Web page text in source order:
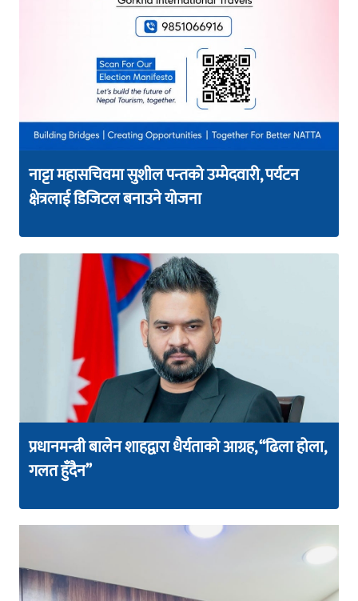
नाट्टा महासचिवमा सुशील पन्तको उम्मेदवारी, पर्यटन
क्षेत्रलाई डिजिटल बनाउने योजना
प्रधानमन्त्री बालेन शाहद्वारा धैर्यताको आग्रह, “ढिला होला,
गलत हुँदैन”